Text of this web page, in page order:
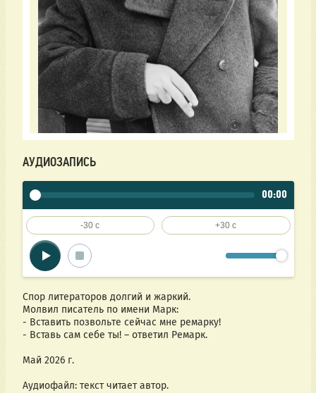
АУДИОЗАПИСЬ
00:00
-30 c +30 c
Спор литераторов долгий и жаркий.
Молвил писатель по имени Марк:
- Вставить позвольте сейчас мне ремарку!
- Вставь сам себе ты! – ответил Ремарк.
Май 2026 г.
Аудиофайл: текст читает автор.